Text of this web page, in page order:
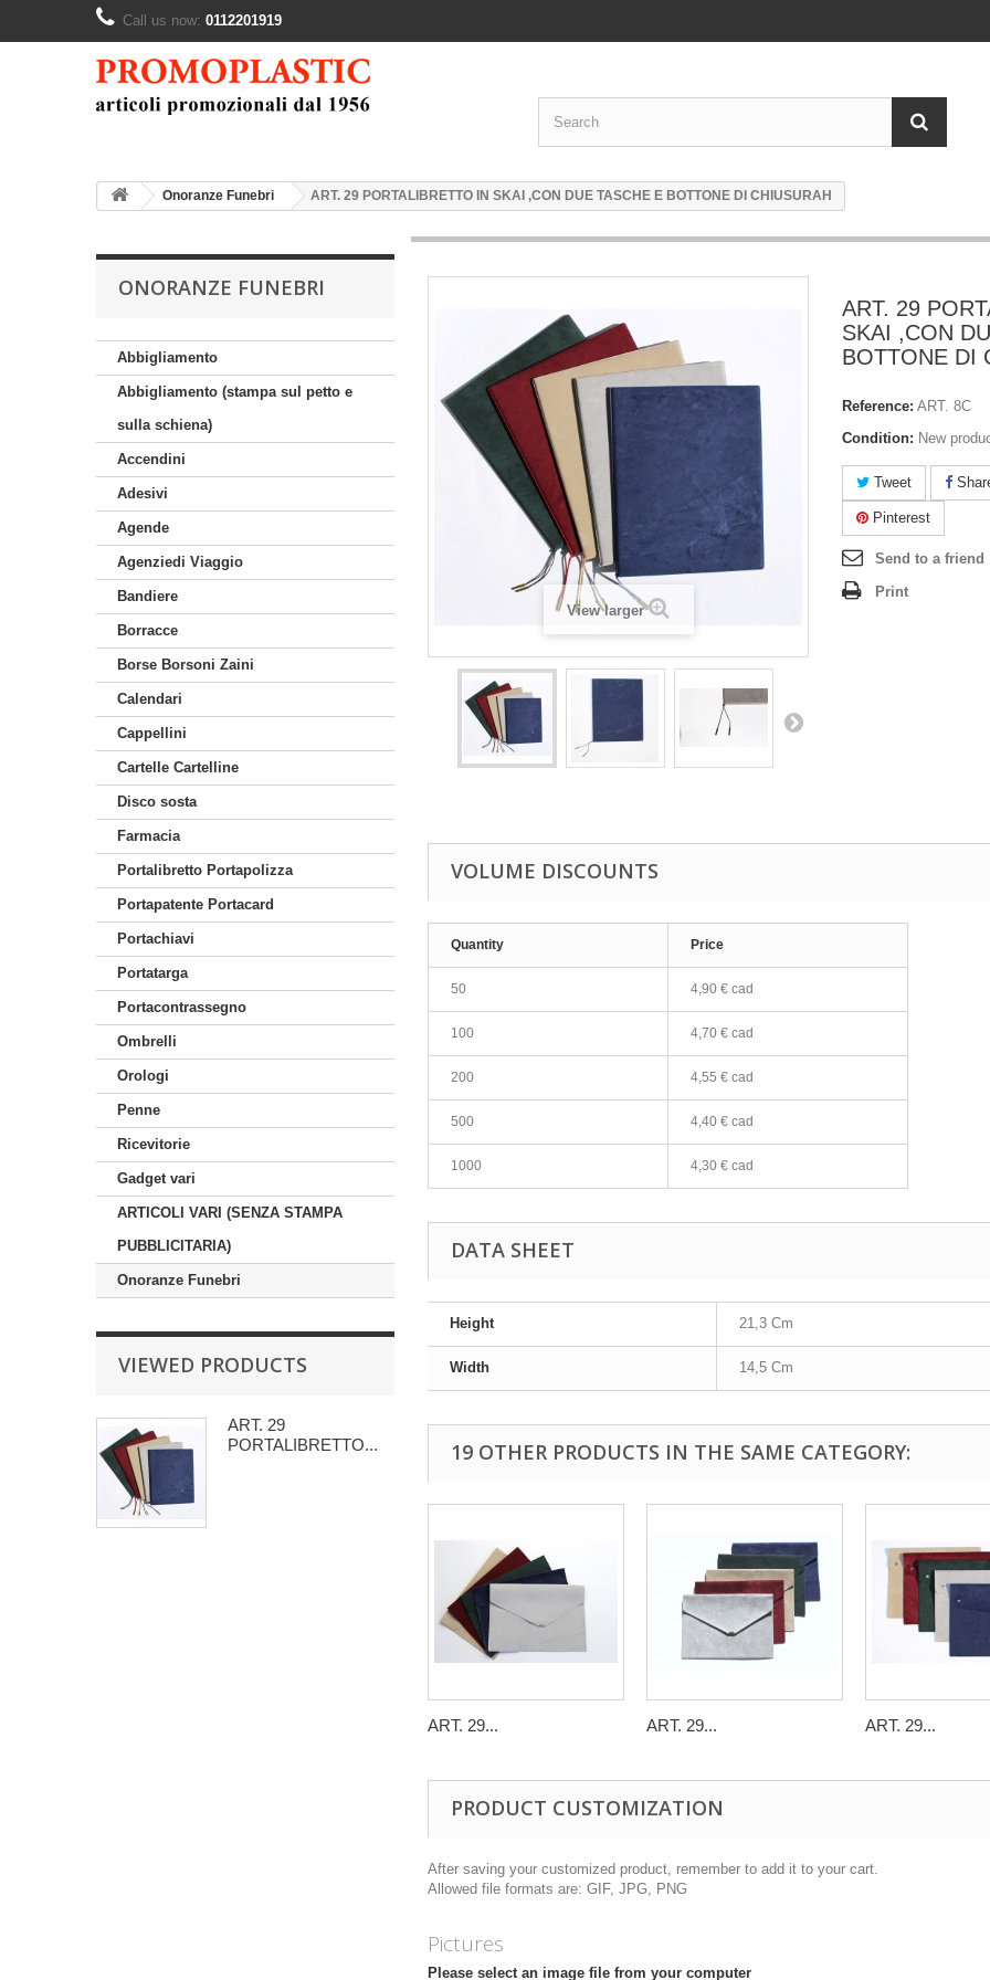
Call us now: 0112201919
Onoranze Funebri ART. 29 PORTALIBRETTO IN SKAI ,CON DUE TASCHE E BOTTONE DI CHIUSURAH
ONORANZE FUNEBRI
Abbigliamento
Abbigliamento (stampa sul petto e
sulla schiena)
Accendini
Adesivi
Agende
Agenziedi Viaggio
Bandiere
Borracce
Borse Borsoni Zaini
Calendari
Cappellini
Cartelle Cartelline
Disco sosta
Farmacia
Portalibretto Portapolizza
Portapatente Portacard
Portachiavi
Portatarga
Portacontrassegno
Ombrelli
Orologi
Penne
Ricevitorie
Gadget vari
ARTICOLI VARI (SENZA STAMPA
PUBBLICITARIA)
Onoranze Funebri
VIEWED PRODUCTS
ART. 29
PORTALIBRETTO...
View larger
ART. 29
SKAI ,CON
BOTTONE DI
Reference: ART. 8C
Condition: New
Tweet
Pinterest
Send to a friend
Print
VOLUME DISCOUNTS
Quantity Price
50 4,90 € cad
100 4,70 € cad
200 4,55 € cad
500 4,40 € cad
1000 4,30 € cad
DATA SHEET
Height 21,3 Cm
Width 14,5 Cm
19 OTHER PRODUCTS IN THE SAME CATEGORY:
ART. 29... ART. 29... ART. 29...
PRODUCT CUSTOMIZATION
After saving your customized product, remember to add it to your cart.
Allowed file formats are: GIF, JPG, PNG
Pictures
Please select an image file from your computer